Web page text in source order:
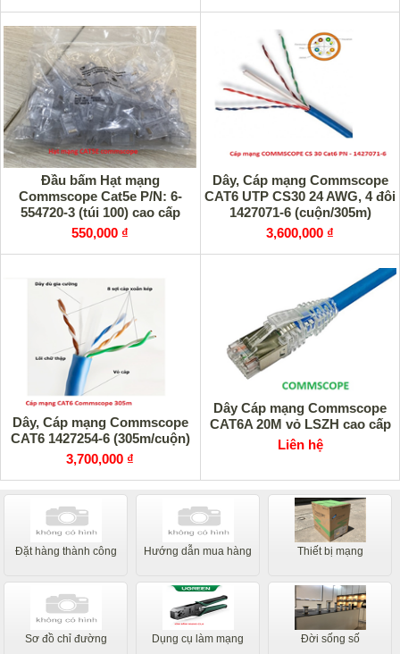
Đầu bấm Hạt mạng
Commscope Cat5e P/N: 6-
554720-3 (túi 100) cao cấp
550,000 ₫
Dây, Cáp mạng Commscope
CAT6 UTP CS30 24 AWG, 4 đôi
1427071-6 (cuộn/305m)
3,600,000 ₫
Dây, Cáp mạng Commscope
CAT6 1427254-6 (305m/cuộn)
3,700,000 ₫
Dây Cáp mạng Commscope
CAT6A 20M vỏ LSZH cao cấp
Liên hệ
Đặt hàng thành công Hướng dẫn mua hàng Thiết bị mạng
Sơ đồ chỉ đường Dụng cụ làm mạng Đời sống số